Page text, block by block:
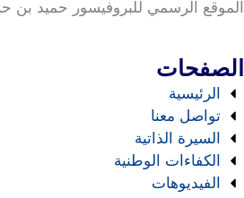
الموقع الرسمي للبروفيسور حميد
الصفحات
الرئيسية
تواصل معنا
السيرة الذاتية
الكفاءات الوطنية
الفيديوهات